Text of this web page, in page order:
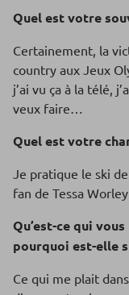
Quel est votre
Certainement, la
country aux Jeux
j’ai vu ça à la télé,
veux faire…
Quel est votre
Je pratique le ski
fan de Tessa
Qu’est-ce qui
pourquoi est-elle
Ce qui me plait